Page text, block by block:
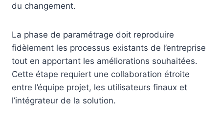
du changement.
La phase de paramétrage doit reproduire
fidèlement les processus existants de l’entreprise
tout en apportant les améliorations souhaitées.
Cette étape requiert une collaboration étroite
entre l’équipe projet, les utilisateurs finaux et
l’intégrateur de la solution.